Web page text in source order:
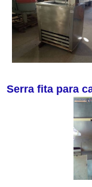
Serra fita para